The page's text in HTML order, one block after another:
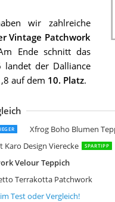
wir zahlreiche
Vintage Patchwork
Ende schnitt das
landet der Dalliance
auf dem 10. Platz.
Xfrog Boho Blumen
Design Vierecke SPARTIPP
Velour Teppich
Terrakotta Patchwork
Teppich Blau 195 X
Afra Bedruckter Teppich
Denise Bedruckter Teppich
Trunk Bedruckter Teppich
Teppich Wohnzimmer 160 x
Teppich Moderner Kurzflor
im Test oder Vergleich!